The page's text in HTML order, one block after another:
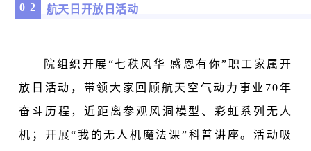
0 2 航天日开放日活动
院组织开展“七秩风华 感恩有你”职工家属开
放日活动，带领大家回顾航天空气动力事业70年
奋斗历程，近距离参观风洞模型、彩虹系列无人
机；开展“我的无人机魔法课”科普讲座。活动 吸